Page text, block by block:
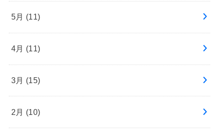
5月 (11)
4月 (11)
3月 (15)
2月 (10)